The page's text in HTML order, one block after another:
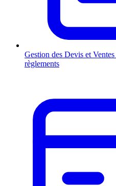
Gestion des Devis et Ventes
règlements